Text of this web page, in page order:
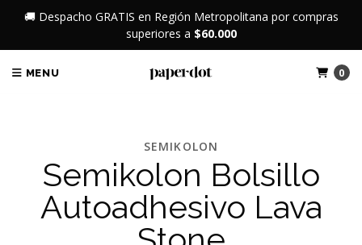
🚚 Despacho GRATIS en Región Metropolitana por compras
superiores a $60.000
MENU 0
SEMIKOLON
Semikolon Bolsillo
Autoadhesivo Lava